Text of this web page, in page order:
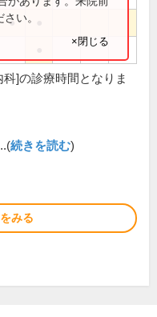
●い。
×閉じる
科]の診療時間となりま
続きを読む)
みる